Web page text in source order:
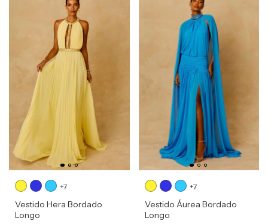
+7
Vestido Hera Bordado
Longo
+7
Vestido Áurea Bordado
Longo